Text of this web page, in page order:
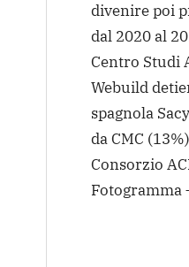
divenire poi
dal 2020 al
Centro Studi
Webuild
spagnola
da CMC
Consorzio
Fotogramma